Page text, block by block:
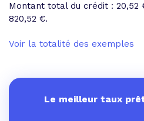
Montant total du crédit : 20,52
820,52 €.
Voir la totalité des exemples
Le meilleur taux